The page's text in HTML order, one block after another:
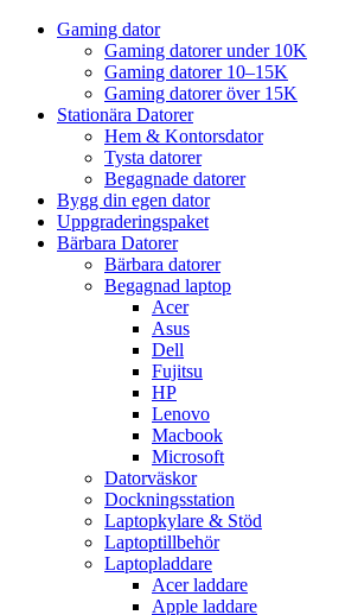
Gaming dator
Gaming datorer under 10K
Gaming datorer 10–15K
Gaming datorer över 15K
Stationära Datorer
Hem & Kontorsdator
Tysta datorer
Begagnade datorer
Bygg din egen dator
Uppgraderingspaket
Bärbara Datorer
Bärbara datorer
Begagnad laptop
Acer
Asus
Dell
Fujitsu
HP
Lenovo
Macbook
Microsoft
Datorväskor
Dockningsstation
Laptopkylare & Stöd
Laptoptillbehör
Laptopladdare
Acer laddare
Apple laddare